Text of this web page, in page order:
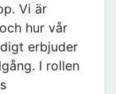
Vi är
hur vår
erbjuder
I rollen